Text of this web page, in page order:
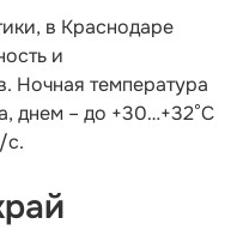
в Краснодаре
и
Ночная температура
днем – до +30…+32°С
с.